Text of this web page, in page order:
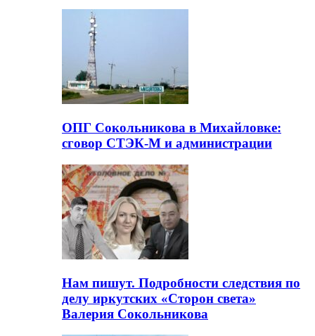
ОПГ Сокольникова в Михайловке:
сговор СТЭК-М и администрации
Нам пишут. Подробности следствия по
делу иркутских «Сторон света»
Валерия Сокольникова